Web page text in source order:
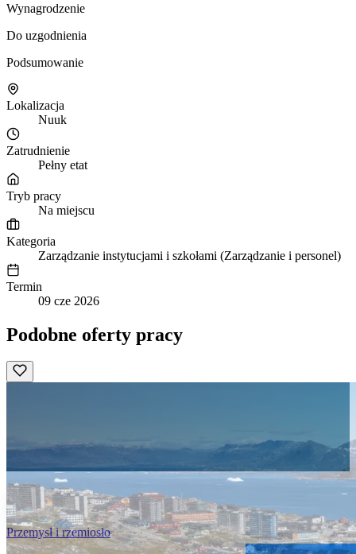
Wynagrodzenie
Do uzgodnienia
Podsumowanie
Lokalizacja
Nuuk
Zatrudnienie
Pełny etat
Tryb pracy
Na miejscu
Kategoria
Zarządzanie instytucjami i szkołami (Zarządzanie i personel)
Termin
09 cze 2026
Podobne oferty pracy
Przemysł i rzemiosło